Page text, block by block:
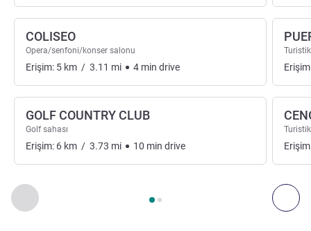
Önceki - Sanat, kültür ve eğlence
Sayfa , Sanat, kültür ve eğlence 1 :, Sanat, kültür ve
COLISEO
Opera/senfoni/konser salonu
Erişim: 5 km / 3.11 mi 4 min drive
GOLF COUNTRY CLUB
Golf sahası
Erişim: 6 km / 3.73 mi 10 min drive